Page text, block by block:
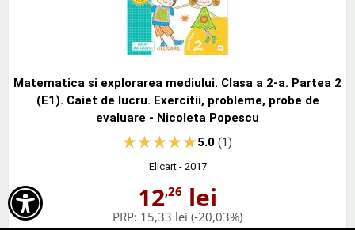

Matematica si explorarea mediului. Clasa a 2-a. Partea 2
(E1). Caiet de lucru. Exercitii, probleme, probe de
evaluare - Nicoleta Popescu
5.0(1)
Elicart- 2017
12,26 lei
PRP: 15,33 lei (-20,03%)